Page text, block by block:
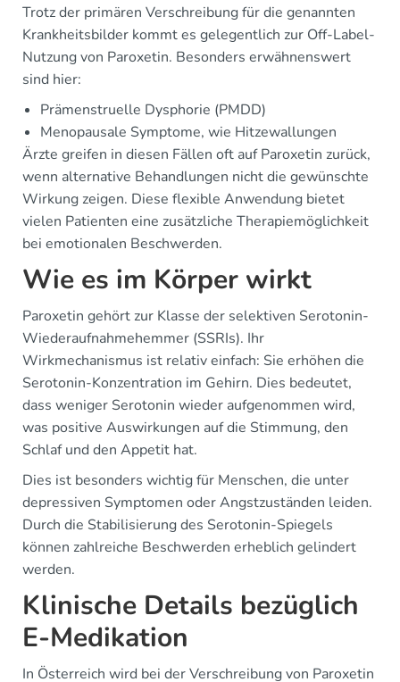
Trotz der primären Verschreibung für die genannten
Krankheitsbilder kommt es gelegentlich zur Off-Label-
Nutzung von Paroxetin. Besonders erwähnenswert
sind hier:
Prämenstruelle Dysphorie (PMDD)
Menopausale Symptome, wie Hitzewallungen
Ärzte greifen in diesen Fällen oft auf Paroxetin zurück,
wenn alternative Behandlungen nicht die gewünschte
Wirkung zeigen. Diese flexible Anwendung bietet
vielen Patienten eine zusätzliche Therapiemöglichkeit
bei emotionalen Beschwerden.
Wie es im Körper wirkt
Paroxetin gehört zur Klasse der selektiven Serotonin-
Wiederaufnahmehemmer (SSRIs). Ihr
Wirkmechanismus ist relativ einfach: Sie erhöhen die
Serotonin-Konzentration im Gehirn. Dies bedeutet,
dass weniger Serotonin wieder aufgenommen wird,
was positive Auswirkungen auf die Stimmung, den
Schlaf und den Appetit hat.
Dies ist besonders wichtig für Menschen, die unter
depressiven Symptomen oder Angstzuständen leiden.
Durch die Stabilisierung des Serotonin-Spiegels
können zahlreiche Beschwerden erheblich gelindert
werden.
Klinische Details bezüglich
E-Medikation
In Österreich wird bei der Verschreibung von Paroxetin